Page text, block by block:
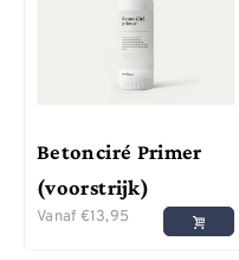
Betonciré Primer
(voorstrijk)
Vanaf €13,95